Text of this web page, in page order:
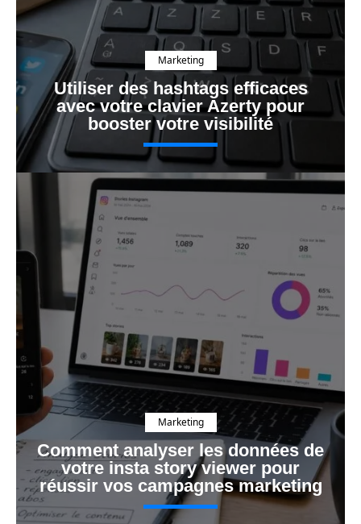
Marketing
Utiliser des hashtags efficaces
avec votre clavier Azerty pour
booster votre visibilité
Marketing
Comment analyser les données de
votre insta story viewer pour
réussir vos campagnes marketing